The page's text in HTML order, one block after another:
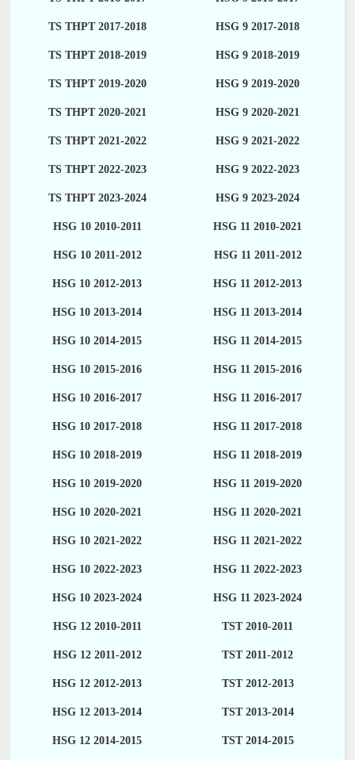
TS THPT 2017-2018 HSG 9 2017-2018
TS THPT 2018-2019 HSG 9 2018-2019
TS THPT 2019-2020 HSG 9 2019-2020
TS THPT 2020-2021 HSG 9 2020-2021
TS THPT 2021-2022 HSG 9 2021-2022
TS THPT 2022-2023 HSG 9 2022-2023
TS THPT 2023-2024 HSG 9 2023-2024
HSG 10 2010-2011 HSG 11 2010-2021
HSG 10 2011-2012 HSG 11 2011-2012
HSG 10 2012-2013 HSG 11 2012-2013
HSG 10 2013-2014 HSG 11 2013-2014
HSG 10 2014-2015 HSG 11 2014-2015
HSG 10 2015-2016 HSG 11 2015-2016
HSG 10 2016-2017 HSG 11 2016-2017
HSG 10 2017-2018 HSG 11 2017-2018
HSG 10 2018-2019 HSG 11 2018-2019
HSG 10 2019-2020 HSG 11 2019-2020
HSG 10 2020-2021 HSG 11 2020-2021
HSG 10 2021-2022 HSG 11 2021-2022
HSG 10 2022-2023 HSG 11 2022-2023
HSG 10 2023-2024 HSG 11 2023-2024
HSG 12 2010-2011 TST 2010-2011
HSG 12 2011-2012 TST 2011-2012
HSG 12 2012-2013 TST 2012-2013
HSG 12 2013-2014 TST 2013-2014
HSG 12 2014-2015 TST 2014-2015